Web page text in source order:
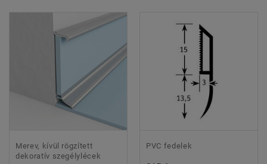
Merev, kívül rögzített
dekoratív szegélylécek
PVC fedelek